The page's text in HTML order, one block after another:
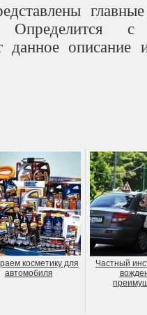
Определится
данное описание
косметику для
автомобиля
Частный